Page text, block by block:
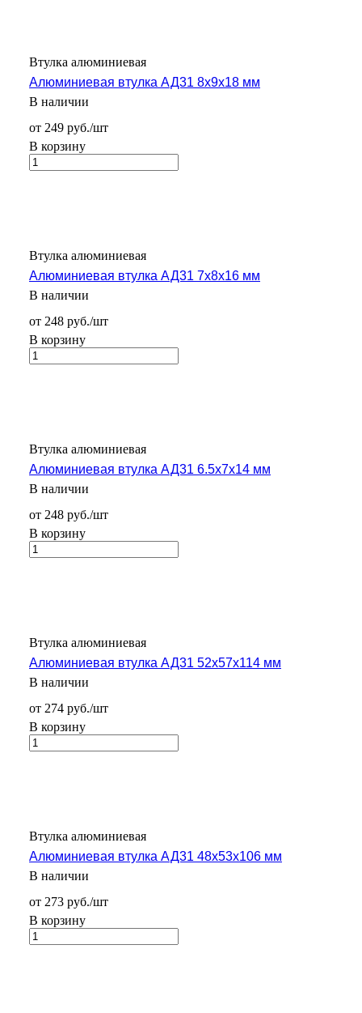
Втулка алюминиевая
Алюминиевая втулка АД31 8x9x18 мм
В наличии
от 249 руб./шт
В корзину
Втулка алюминиевая
Алюминиевая втулка АД31 7x8x16 мм
В наличии
от 248 руб./шт
В корзину
Втулка алюминиевая
Алюминиевая втулка АД31 6.5x7x14 мм
В наличии
от 248 руб./шт
В корзину
Втулка алюминиевая
Алюминиевая втулка АД31 52x57x114 мм
В наличии
от 274 руб./шт
В корзину
Втулка алюминиевая
Алюминиевая втулка АД31 48x53x106 мм
В наличии
от 273 руб./шт
В корзину